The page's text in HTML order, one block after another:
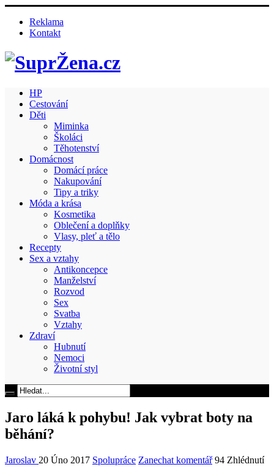
Reklama
Kontakt
HP
Cestování
Děti
Miminka
Školáci
Těhotenství
Domácnost
Domácí práce
Nakupování
Tipy a triky
Móda a krása
Kosmetika
Oblečení a doplňky
Vlasy, pleť a tělo
Recepty
Sex a vztahy
Antikoncepce
Manželství
Rozvod
Sex
Svatba
Vztahy
Zdraví
Hubnutí
Nemoci
Životní styl
Jaro láká k pohybu! Jak vybrat boty na
běhání?
Jaroslav 20 Úno 2017 Spolupráce Zanechat komentář 94 Zhlédnutí